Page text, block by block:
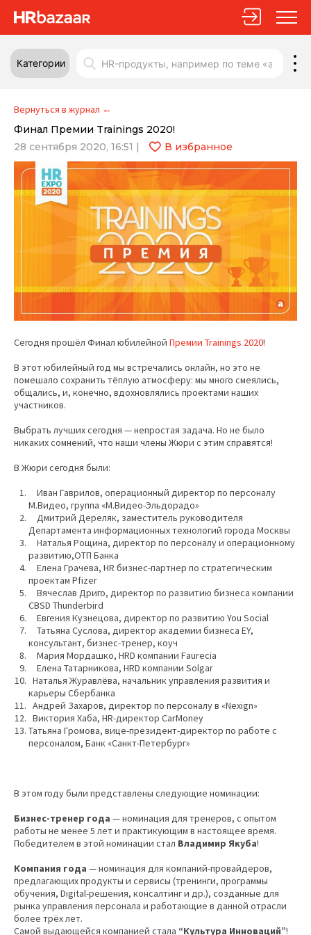
Категории
Вернуться в журнал ←
Финал Премии Trainings 2020!
28 сентября 2020, 16:51 | В избранное
Сегодня прошёл Финал юбилейной Премии Trainings 2020!
В этот юбилейный год мы встречались онлайн, но это не
помешало сохранить тёплую атмосферу: мы много смеялись,
общались, и, конечно, вдохновлялись проектами наших
участников.
Выбрать лучших сегодня — непростая задача. Но не было
никаких сомнений, что наши члены Жюри с этим справятся!
В Жюри сегодня были:
Иван Гаврилов, операционный директор по персоналу
М.Видео, группа «М.Видео-Эльдорадо»
Дмитрий Дереляк, заместитель руководителя
Департамента информационных технологий города Москвы
Наталья Рощина, директор по персоналу и операционному
развитию,ОТП Банка
Елена Грачева, HR бизнес-партнер по стратегическим
проектам Pfizer
Вячеслав Дриго, директор по развитию бизнеса компании
CBSD Thunderbird
Евгения Кузнецова, директор по развитию You Social
Татьяна Суслова, директор академии бизнеса EY,
консультант, бизнес-тренер, коуч
Мария Мордашко, HRD компании Faurecia
Елена Татарникова, HRD компании Solgar
Наталья Журавлёва, начальник управления развития и
карьеры Сбербанка
Андрей Захаров, директор по персоналу в «Nexign»
Виктория Хаба, HR-директор CarMoney
Татьяна Громова, вице-президент-директор по работе с
персоналом, Банк «Санкт-Петербург»
В этом году были представлены следующие номинации:
Бизнес-тренер года — номинация для тренеров, с опытом
работы не менее 5 лет и практикующим в настоящее время.
Победителем в этой номинации стал Владимир Якуба!
Компания года — номинация для компаний-провайдеров,
предлагающих продукты и сервисы (тренинги, программы
обучения, Digital-решения, консалтинг и др.), созданные для
рынка управления персонала и работающие в данной отрасли
более трёх лет.
Самой выдающейся компанией стала “Культура Инноваций”!